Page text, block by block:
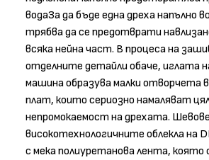
водаЗа да бъде една дреха напълно
трябва да се предотврати
всяка нейна част. В процеса на
отделните детайли обаче, иглата
машина образува малки отворчета
плат, които сериозно намаляват
непромокаемост на дрехата.
високотехнологичните облекла на
с мека полиуретанова лента, която